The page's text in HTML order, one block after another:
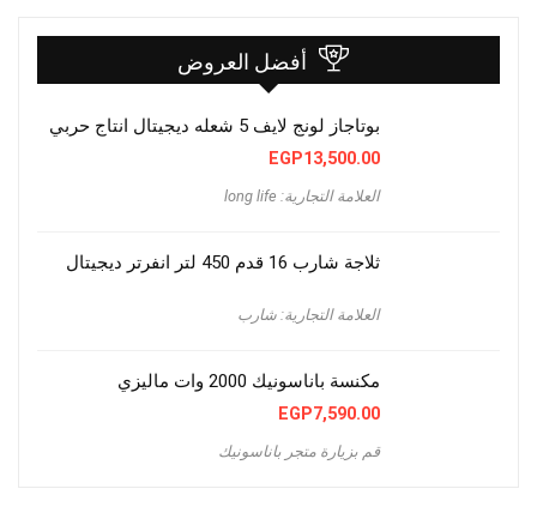
أفضل العروض
بوتاجاز لونج لايف 5 شعله ديجيتال انتاج حربي
EGP13,500.00
العلامة التجارية: long life
ثلاجة شارب 16 قدم 450 لتر انفرتر ديجيتال
العلامة التجارية: شارب
مكنسة باناسونيك 2000 وات ماليزي
EGP7,590.00
قم بزيارة متجر باناسونيك